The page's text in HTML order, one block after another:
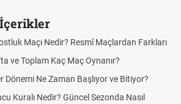
Maçı Nedir? Resmî Maçlardan Farkları
ve Toplam Kaç Maç Oynanır?
Dönemi Ne Zaman Başlıyor ve Bitiyor?
Kuralı Nedir? Güncel Sezonda Nasıl